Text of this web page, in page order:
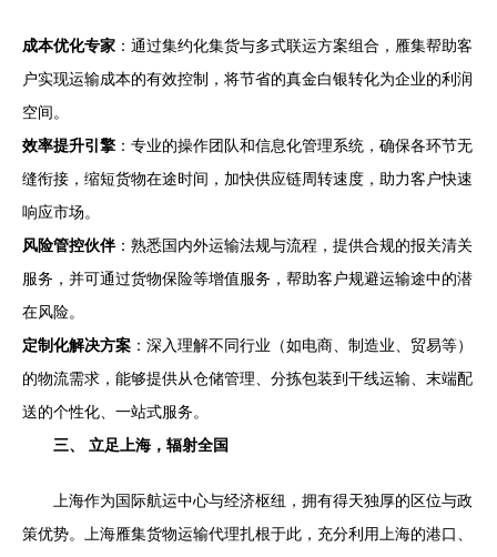
成本优化专家 ：通过集约化集货与多式联运方案组合，雁集帮助客
户实现运输成本的有效控制，将节省的真金白银转化为企业的利润
空间。
效率提升引擎 ：专业的操作团队和信息化管理系统，确保各环节无
缝衔接，缩短货物在途时间，加快供应链周转速度，助力客户快速
响应市场。
风险管控伙伴：熟悉国内外运输法规与流程，提供合规的报关清关
服务，并可通过货物保险等增值服务，帮助客户规避运输途中的潜
在风险。
定制化解决方案 ：深入理解不同行业（如电商、制造业、贸易等）
的物流需求，能够提供从仓储管理、分拣包装到干线运输、末端配
送的个性化、一站式服务。
三、 立足上海，辐射全国
上海作为国际航运中心与经济枢纽，拥有得天独厚的区位与政
策优势。上海雁集货物运输代理扎根于此，充分利用上海的港口、